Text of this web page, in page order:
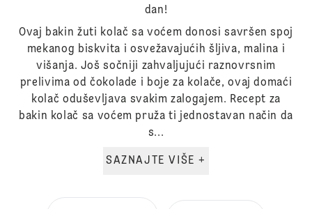
dan!
Ovaj bakin žuti kolač sa voćem donosi savršen spoj
mekanog biskvita i osvežavajućih šljiva, malina i
višanja. Još sočniji zahvaljujući raznovrsnim
prelivima od čokolade i boje za kolače, ovaj domaći
kolač oduševljava svakim zalogajem. Recept za
bakin kolač sa voćem pruža ti jednostavan način da
s...
SAZNAJTE VIŠE +